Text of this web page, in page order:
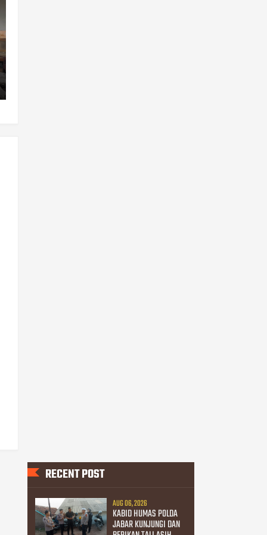
RECENT POST
AUG 06, 2026
KABID HUMAS POLDA
JABAR KUNJUNGI DAN